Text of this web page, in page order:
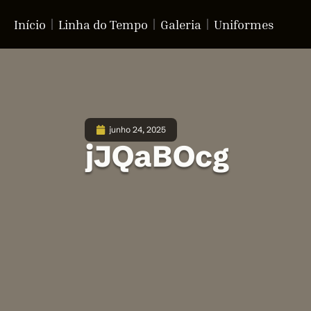
Início Linha do Tempo Galeria Uniformes
junho 24, 2025
jJQaBOcg